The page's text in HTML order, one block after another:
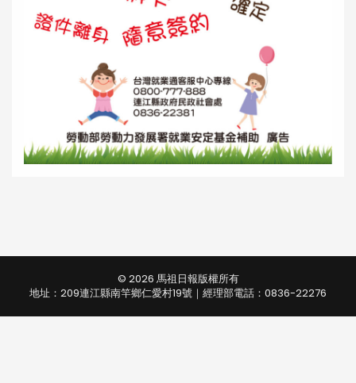
© 2026 馬祖日報版權所有
地址：209連江縣南竿鄉仁愛村19號｜經理部電話：0836-22276